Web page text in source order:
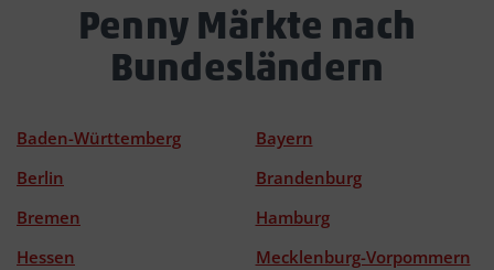
Penny Märkte nach
Bundesländern
Baden-Württemberg
Bayern
Berlin
Brandenburg
Bremen
Hamburg
Hessen
Mecklenburg-Vorpommern